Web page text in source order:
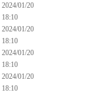
2024/01/20
18:10
2024/01/20
18:10
2024/01/20
18:10
2024/01/20
18:10